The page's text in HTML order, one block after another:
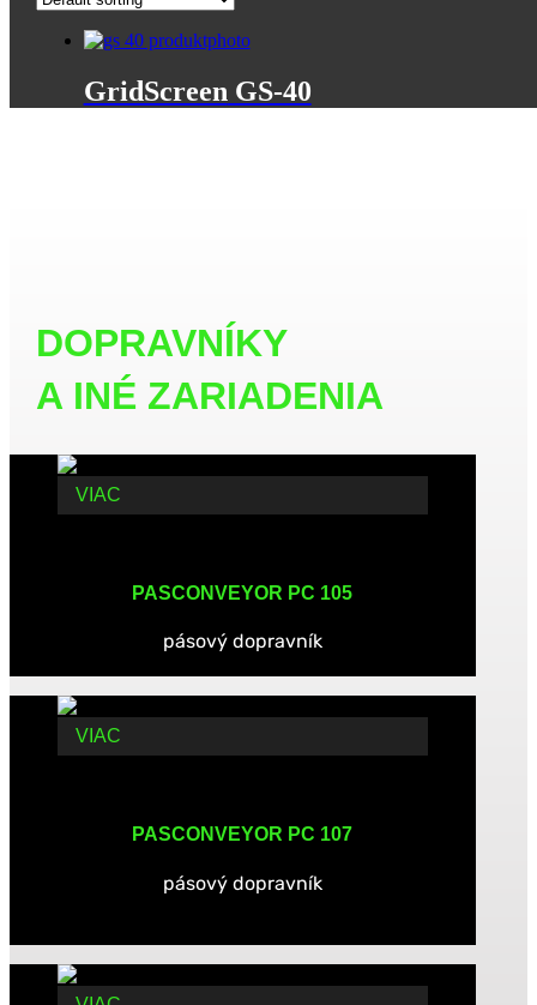
GridScreen GS-40
DOPRAVNÍKY
A INÉ ZARIADENIA
VIAC
PASCONVEYOR PC 105
pásový dopravník
VIAC
PASCONVEYOR PC 107
pásový dopravník